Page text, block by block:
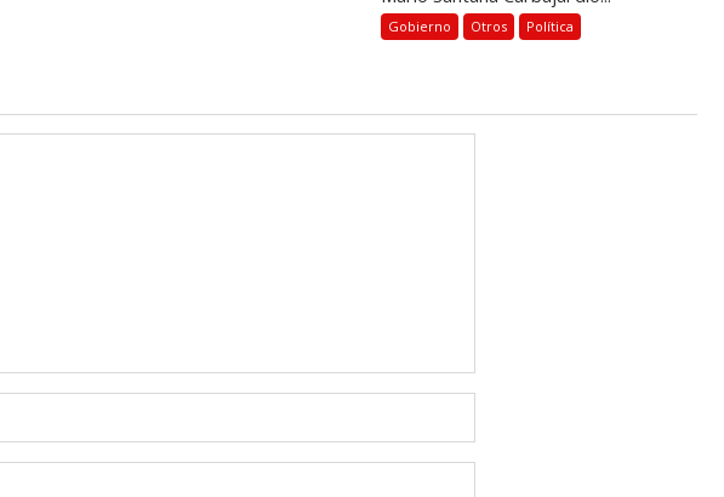
Gobierno Otros Política